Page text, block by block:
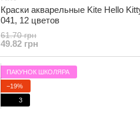
Краски акварельные Kite Hello
041, 12 цветов
61.70 грн
49.82 грн
ПАКУНОК ШКОЛЯРА
−19%
3